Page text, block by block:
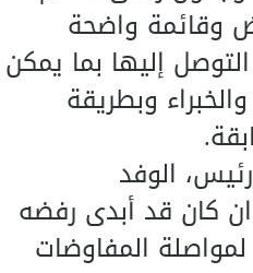
وقائمة واضحة
إليها بما يمكن
وبطريقة
الوفد
كان قد أبدى رفضه
المفاوضات